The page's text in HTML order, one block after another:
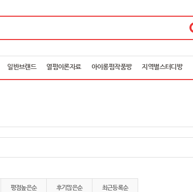
일반브랜드 열펌이론자료 아이롱펌작품방 지역별스터디방
평점높은순 후기많은순 최근등록순